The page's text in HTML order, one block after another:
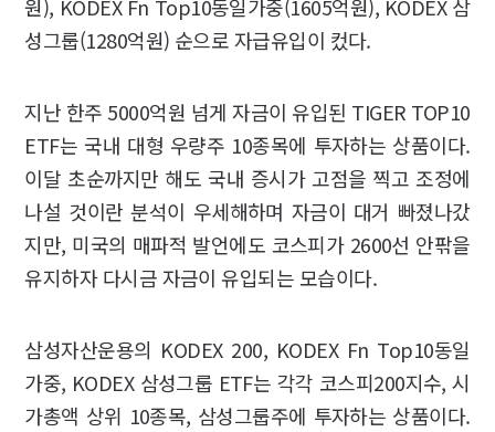
원), KODEX Fn Top10동일가중(1605억원), KODEX 삼
성그룹(1280억원) 순으로 자급유입이 컸다.
지난 한주 5000억원 넘게 자금이 유입된 TIGER TOP10
ETF는 국내 대형 우량주 10종목에 투자하는 상품이다.
이달 초순까지만 해도 국내 증시가 고점을 찍고 조정에
나설 것이란 분석이 우세해하며 자금이 대거 빠졌나갔
지만, 미국의 매파적 발언에도 코스피가 2600선 안팎을
유지하자 다시금 자금이 유입되는 모습이다.
삼성자산운용의 KODEX 200, KODEX Fn Top10동일
가중, KODEX 삼성그룹 ETF는 각각 코스피200지수, 시
가총액 상위 10종목, 삼성그룹주에 투자하는 상품이다.